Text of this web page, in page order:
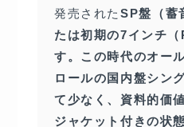
発売されたSP盤（蓄
たは初期の7インチ
す。この時代のオー
ロールの国内盤シン
て少なく、資料的価
ジャケット付きの状